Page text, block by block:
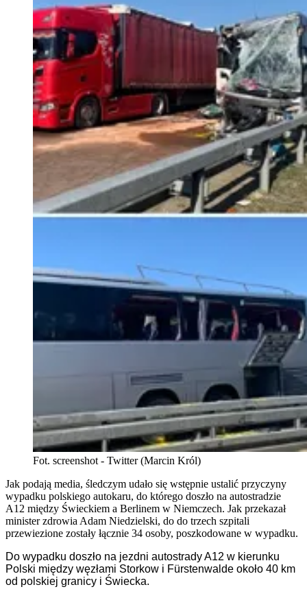
Fot. screenshot - Twitter (Marcin Król)
Jak podają media, śledczym udało się wstępnie ustalić przyczyny
wypadku polskiego autokaru, do którego doszło na autostradzie
A12 między Świeckiem a Berlinem w Niemczech. Jak przekazał
minister zdrowia Adam Niedzielski, do do trzech szpitali
przewiezione zostały łącznie 34 osoby, poszkodowane w wypadku.
Do wypadku doszło na jezdni autostrady A12 w kierunku
Polski między węzłami Storkow i Fürstenwalde około 40 km
od polskiej granicy i Świecka.